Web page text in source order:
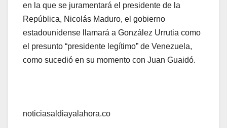
en la que se juramentará el presidente de la
República, Nicolás Maduro, el gobierno
estadounidense llamará a González Urrutia como
el presunto “presidente legítimo” de Venezuela,
como sucedió en su momento con Juan Guaidó.
noticiasaldiayalahora.co